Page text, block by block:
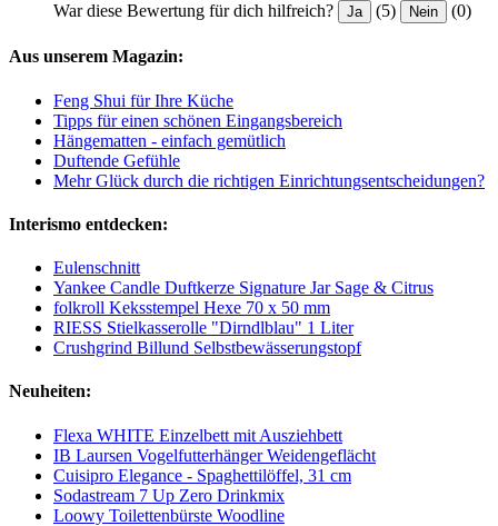
War diese Bewertung für dich hilfreich? Ja (5) Nein (0)
Aus unserem Magazin:
Feng Shui für Ihre Küche
Tipps für einen schönen Eingangsbereich
Hängematten - einfach gemütlich
Duftende Gefühle
Mehr Glück durch die richtigen Einrichtungsentscheidungen?
Interismo entdecken:
Eulenschnitt
Yankee Candle Duftkerze Signature Jar Sage & Citrus
folkroll Keksstempel Hexe 70 x 50 mm
RIESS Stielkasserolle "Dirndlblau" 1 Liter
Crushgrind Billund Selbstbewässerungstopf
Neuheiten:
Flexa WHITE Einzelbett mit Ausziehbett
IB Laursen Vogelfutterhänger Weidengeflächt
Cuisipro Elegance - Spaghettilöffel, 31 cm
Sodastream 7 Up Zero Drinkmix
Loowy Toilettenbürste Woodline